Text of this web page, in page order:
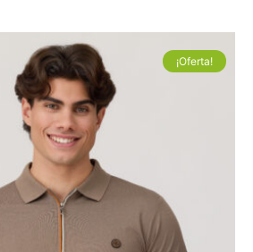
¡Oferta!